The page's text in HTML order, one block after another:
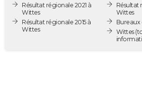
Destinations
City break
Voyage nature
Voyage de noces
Forum
PHOTO
GUIDES D'ACHAT
Résultat régionale 2021 à
Wittes
Résultat régionale 2015 à
Wittes
Résultat
Wittes
Bureaux
Wittes